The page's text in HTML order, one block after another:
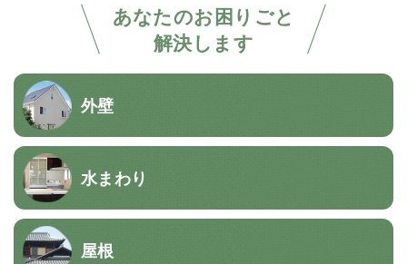
あなたのお困りごと
解決します
外壁
水まわり
屋根